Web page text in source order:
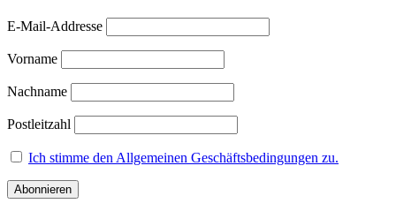
E-Mail-Addresse
Vorname
Nachname
Postleitzahl
Ich stimme den Allgemeinen Geschäftsbedingungen zu.